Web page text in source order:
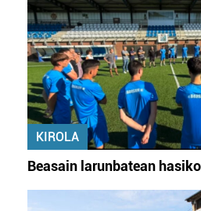
KIROLA
Beasain larunbatean